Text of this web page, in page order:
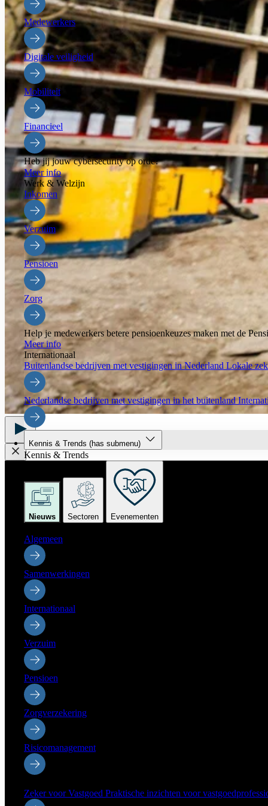
Medewerkers
Digitale veiligheid
Mobiliteit
Financieel
Heb jij jouw cybersecurity op orde?
Meer info
Werk & Welzijn
Inkomen
Verzuim
Pensioen
Zorg
Help je medewerkers betere pensioenkeuzes maken met de
Meer info
Internationaal
Buitenlandse bedrijven met vestigingen in Nederland Lokale
Nederlandse bedrijven met vestigingen in het buitenland
Kennis & Trends (has submenu)
Kennis & Trends
Nieuws Sectoren Evenementen
Algemeen
Samenwerkingen
Internationaal
Verzuim
Pensioen
Zorgverzekering
Risicomanagement
Zeker voor Vastgoed Praktische inzichten voor